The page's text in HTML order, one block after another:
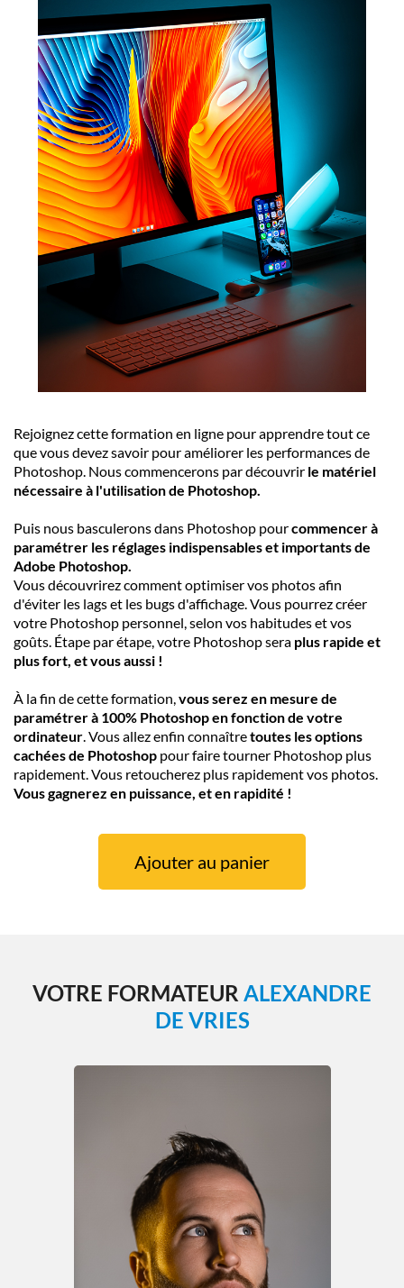
Rejoignez cette formation en ligne pour apprendre tout ce
que vous devez savoir pour améliorer les performances de
Photoshop. Nous commencerons par découvrir le matériel
nécessaire à l'utilisation de Photoshop.
Puis nous basculerons dans Photoshop pourcommencer à
paramétrer les réglages indispensables et importants de
Adobe Photoshop.
Vous découvrirez comment optimiser vos photos afin
d'éviter les lags et les bugs d'affichage. Vous pourrez créer
votre Photoshop personnel, selon vos habitudes et vos
goûts. Étape par étape, votre Photoshop sera plus rapide et
plus fort, et vous aussi !
À la fin de cette formation,vous serez en mesure de
paramétrer à 100% Photoshop en fonction de votre
ordinateur. Vous allez enfin connaîtretoutes les options
cachées de Photoshop pour faire tourner Photoshop plus
rapidement. Vous retoucherez plus rapidement vos photos.
Vous gagnerez en puissance, et en rapidité !
Ajouter au panier
VOTRE FORMATEUR ALEXANDRE
DE VRIES